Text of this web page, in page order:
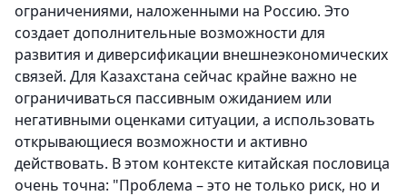
ограничениями, наложенными на Россию. Это
создает дополнительные возможности для
развития и диверсификации внешнеэкономических
связей. Для Казахстана сейчас крайне важно не
ограничиваться пассивным ожиданием или
негативными оценками ситуации, а использовать
открывающиеся возможности и активно
действовать. В этом контексте китайская пословица
очень точна: "Проблема – это не только риск, но и